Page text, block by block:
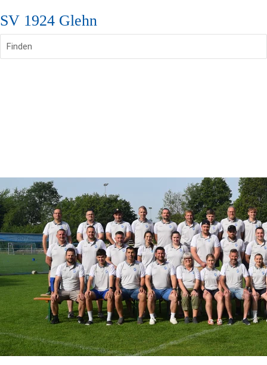
SV 1924 Glehn
Finden